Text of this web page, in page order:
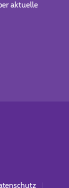
aktuelle